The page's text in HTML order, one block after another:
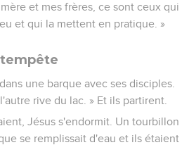
et mes frères, ce sont ceux qui
et qui la mettent en pratique. »
une barque avec ses disciples.
rive du lac. » Et ils partirent.
Jésus s'endormit. Un tourbillon
se remplissait d'eau et ils étaient